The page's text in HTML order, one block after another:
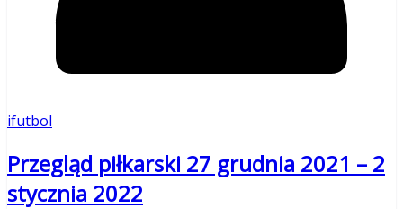
ifutbol
Przegląd piłkarski 27 grudnia 2021 – 2
stycznia 2022